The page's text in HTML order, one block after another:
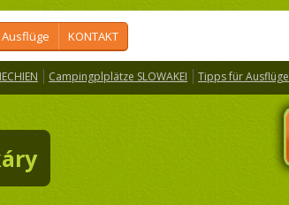
KONTAKT
Campingplplätze SLOWAKEI Tipps für Ausflüge